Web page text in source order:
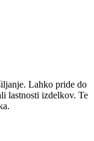
Lahko pride do
lastnosti izdelkov. Te